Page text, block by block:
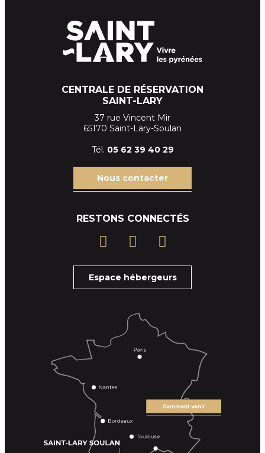
CENTRALE DE RÉSERVATION
SAINT-LARY
37 rue Vincent Mir
65170 Saint-Lary-Soulan
Tél. 05 62 39 40 29
Nous contacter
RESTONS CONNECTÉS
Espace hébergeurs